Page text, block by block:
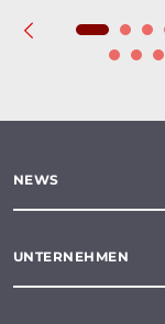
NEWS
UNTERNEHMEN